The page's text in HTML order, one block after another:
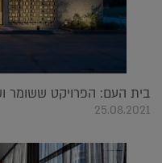
בית העם: הפרויקט ששומר
25.08.2021